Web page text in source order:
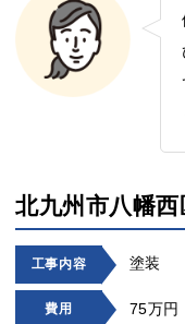
北九州市八幡西
工事内容 塗装
費用 75万円